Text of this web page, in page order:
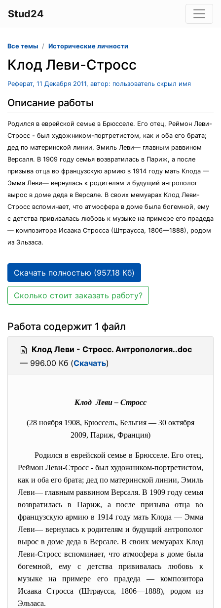
Stud24
Все темы Исторические личности
Клод Леви-Стросс
Реферат, 11 Декабря 2011, автор: пользователь скрыл имя
Описание работы
Родился в еврейской семье в Брюсселе. Его отец, Реймон Леви-
Стросс - был художником-портретистом, как и оба его брата;
дед по материнской линии, Эмиль Леви— главным раввином
Версаля. В 1909 году семья возвратилась в Париж, а после
призыва отца во французскую армию в 1914 году мать Клода —
Эмма Леви— вернулась к родителям и будущий антрополог
вырос в доме деда в Версале. В своих мемуарах Клод Леви-
Стросс вспоминает, что атмосфера в доме была богемной, ему
с детства прививалась любовь к музыке на примере его прадеда
— композитора Исаака Стросса (Штраусса, 1806—1888), родом
из Эльзаса.
Скачать полностью (957.18 Кб)
Сколько стоит заказать работу?
Работа содержит 1 файл
Клод Леви - Стросс. Антропология..doc
— 996.00 Кб (Скачать)
Клод Леви – Стросс
(28 ноября 1908, Брюссель, Бельгия — 30 октября
2009, Париж, Франция)
Родился в еврейской семье в Брюсселе. Его отец,
Реймон Леви-Стросс - был художником-портретистом,
как и оба его брата; дед по материнской линии, Эмиль
Леви— главным раввином Версаля. В 1909 году семья
возвратилась в Париж, а после призыва отца во
французскую армию в 1914 году мать Клода — Эмма
Леви— вернулась к родителям и будущий антрополог
вырос в доме деда в Версале. В своих мемуарах Клод
Леви-Стросс вспоминает, что атмосфера в доме была
богемной, ему с детства прививалась любовь к
музыке на примере его прадеда — композитора
Исаака Стросса (Штраусса, 1806—1888), родом из
Эльзаса.